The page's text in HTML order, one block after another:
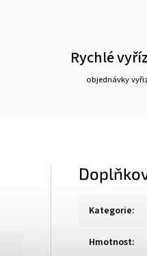
Rychlé
objednávky
Kategorie:
Hmotnost: